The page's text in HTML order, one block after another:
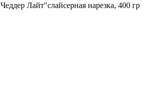
Лайт"слайсерная нарезка, 400 гр